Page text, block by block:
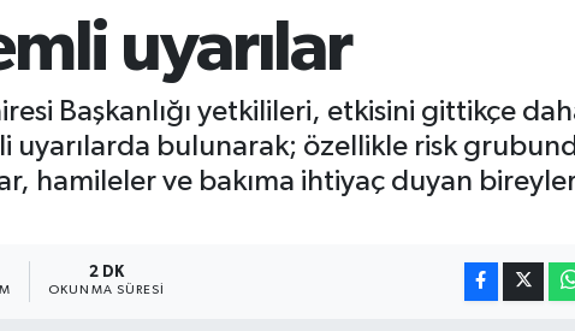
uyarılar
Başkanlığı yetkilileri, etkisini gittikçe
uyarılarda bulunarak; özellikle risk
hamileler ve bakıma ihtiyaç duyan
2 DK
OKUNMA SÜRESI